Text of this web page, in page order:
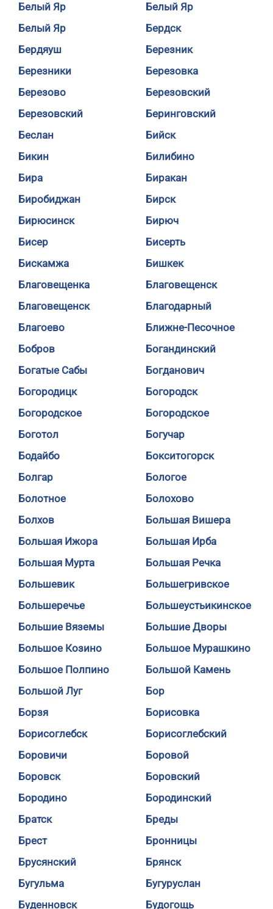
Белый Яр
Белый Яр
Белый Яр
Бердск
Бердяуш
Березник
Березники
Березовка
Березово
Березовский
Березовский
Беринговский
Беслан
Бийск
Бикин
Билибино
Бира
Биракан
Биробиджан
Бирск
Бирюсинск
Бирюч
Бисер
Бисерть
Бискамжа
Бишкек
Благовещенка
Благовещенск
Благовещенск
Благодарный
Благоево
Ближне-Песочное
Бобров
Богандинский
Богатые Сабы
Богданович
Богородицк
Богородск
Богородское
Богородское
Боготол
Богучар
Бодайбо
Бокситогорск
Болгар
Бологое
Болотное
Болохово
Болхов
Большая Вишера
Большая Ижора
Большая Ирба
Большая Мурта
Большая Речка
Большевик
Большегривское
Большеречье
Большеустьикинское
Большие Вяземы
Большие Дворы
Большое Козино
Большое Мурашкино
Большое Полпино
Большой Камень
Большой Луг
Бор
Борзя
Борисовка
Борисоглебск
Борисоглебский
Боровичи
Боровой
Боровск
Боровский
Бородино
Бородинский
Братск
Бреды
Брест
Бронницы
Брусянский
Брянск
Бугульма
Бугуруслан
Буденновск
Будогощь